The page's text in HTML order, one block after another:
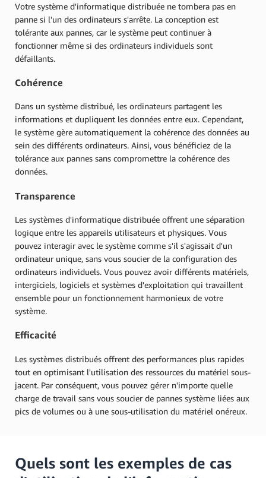
Votre système d'informatique distribuée ne tombera pas en
panne si l'un des ordinateurs s'arrête. La conception est
tolérante aux pannes, car le système peut continuer à
fonctionner même si des ordinateurs individuels sont
défaillants.
Cohérence
Dans un système distribué, les ordinateurs partagent les
informations et dupliquent les données entre eux. Cependant,
le système gère automatiquement la cohérence des données au
sein des différents ordinateurs. Ainsi, vous bénéficiez de la
tolérance aux pannes sans compromettre la cohérence des
données.
Transparence
Les systèmes d'informatique distribuée offrent une séparation
logique entre les appareils utilisateurs et physiques. Vous
pouvez interagir avec le système comme s'il s'agissait d'un
ordinateur unique, sans vous soucier de la configuration des
ordinateurs individuels. Vous pouvez avoir différents matériels,
intergiciels, logiciels et systèmes d'exploitation qui travaillent
ensemble pour un fonctionnement harmonieux de votre
système.
Efficacité
Les systèmes distribués offrent des performances plus rapides
tout en optimisant l'utilisation des ressources du matériel sous-
jacent. Par conséquent, vous pouvez gérer n'importe quelle
charge de travail sans vous soucier de pannes système liées aux
pics de volumes ou à une sous-utilisation du matériel onéreux.
Quels sont les exemples de cas